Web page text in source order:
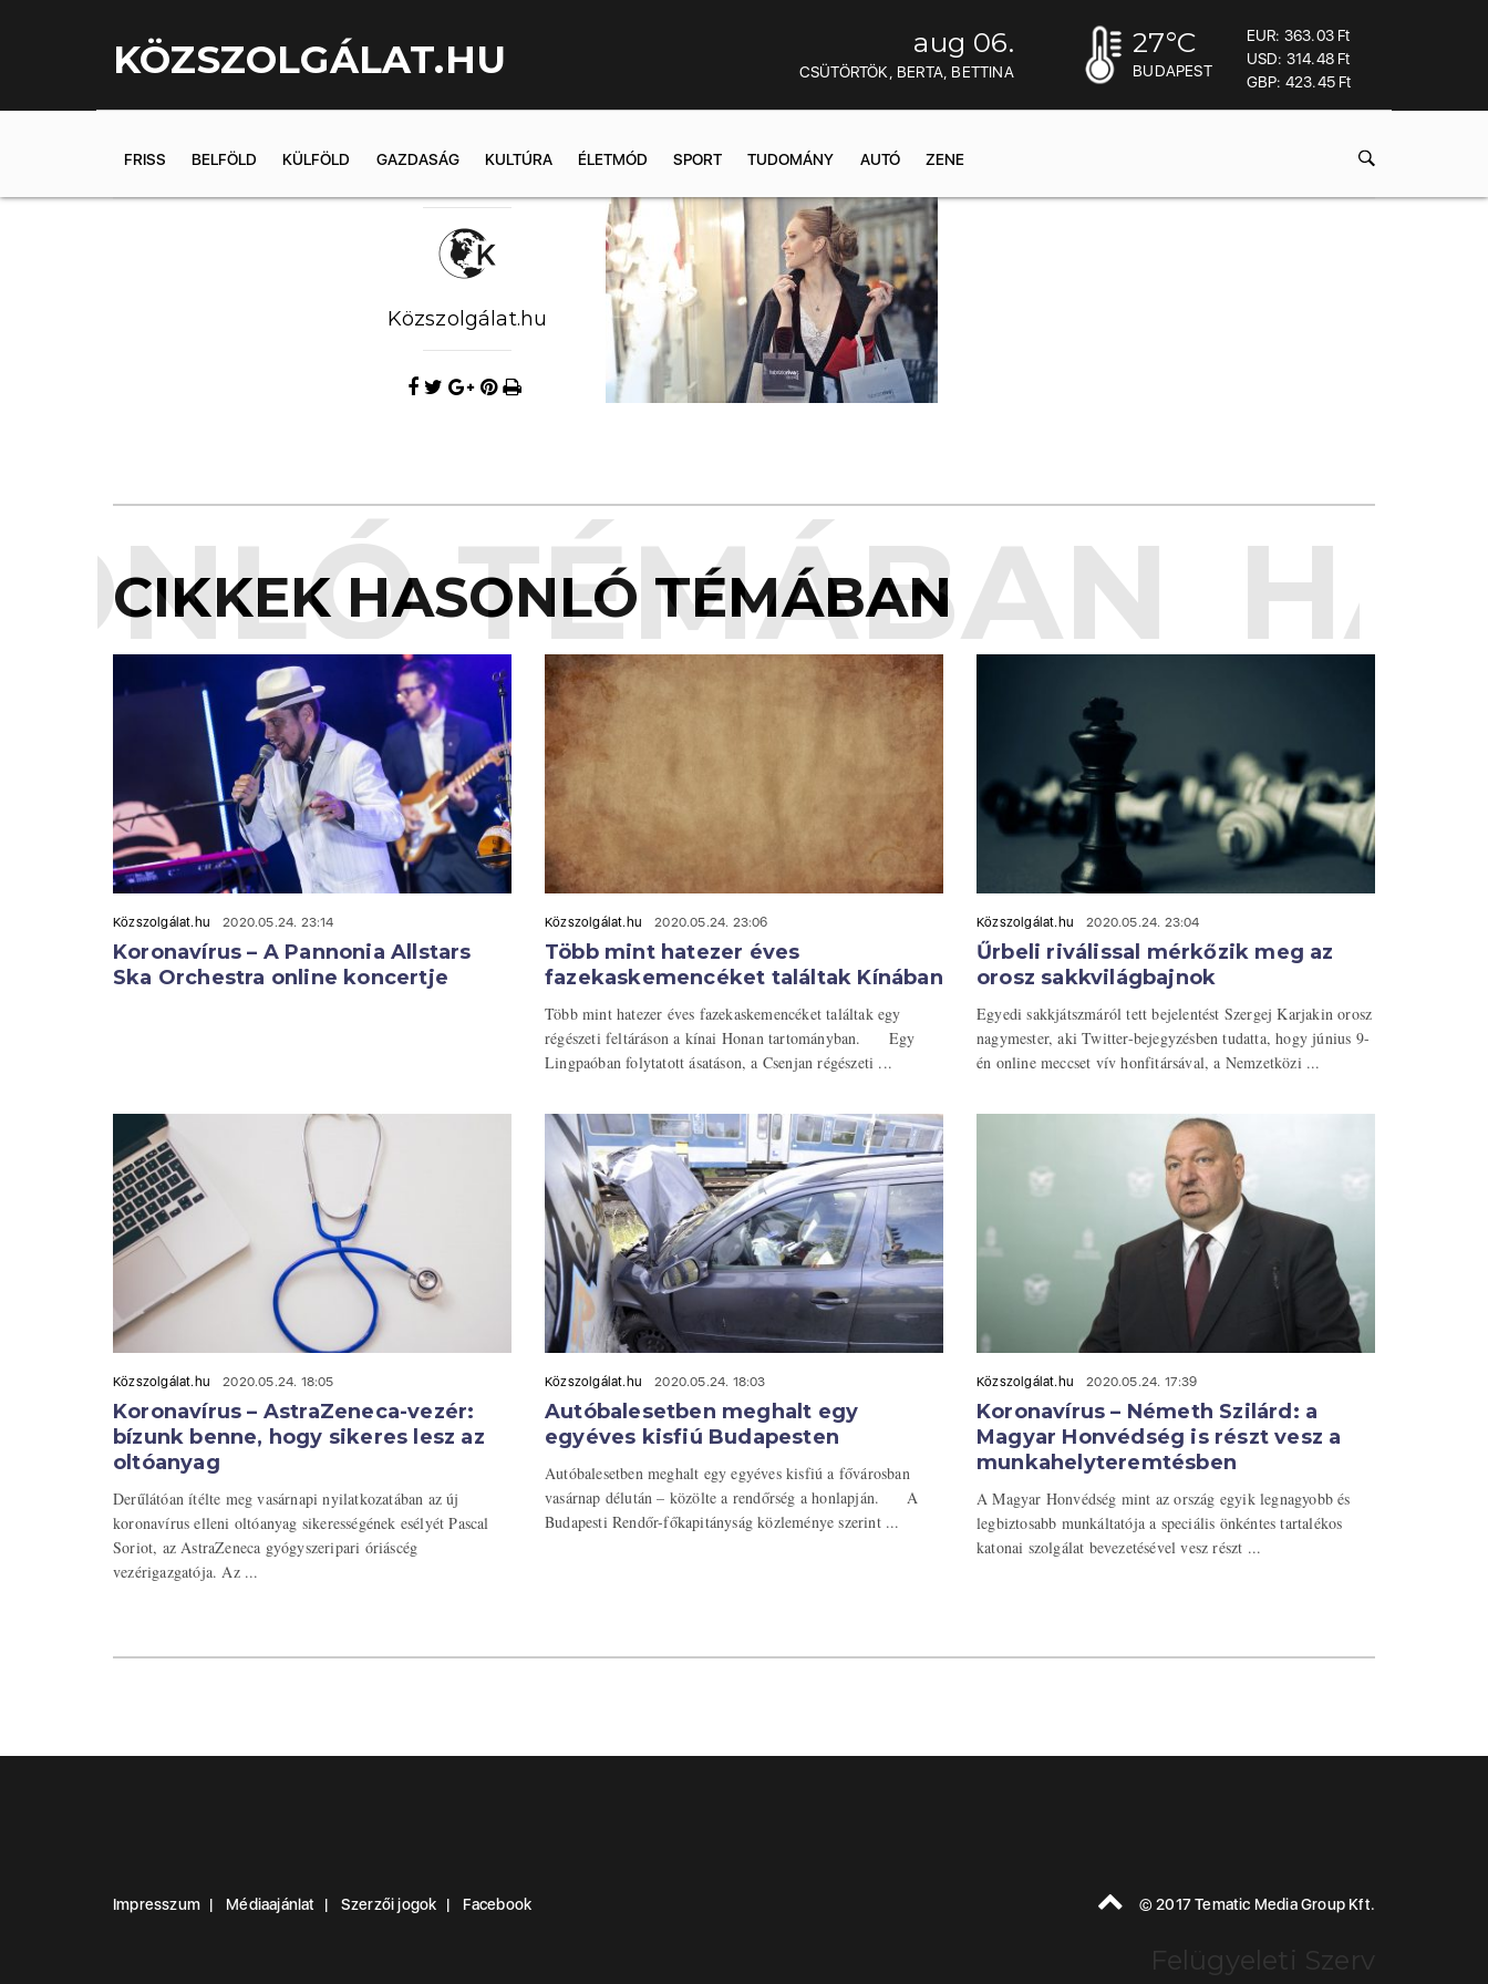
KÖZSZOLGÁLAT.HU aug 06.
CSÜTÖRTÖK, BERTA, BETTINA
27°C
BUDAPEST
EUR: 363.03 Ft
USD: 314.48 Ft
GBP: 423.45 Ft
FRISS BELFÖLD KÜLFÖLD GAZDASÁG KULTÚRA ÉLETMÓD SPORT TUDOMÁNY AUTÓ ZENE
Közszolgálat.hu
CIKKEK HASONLÓ TÉMÁBAN
TÉMÁBAN
Közszolgálat.hu 2020.05.24. 23:14
Koronavírus – A Pannonia Allstars
Ska Orchestra online koncertje
Közszolgálat.hu 2020.05.24. 23:06
Több mint hatezer éves
fazekaskemencéket találtak Kínában
Több mint hatezer éves fazekaskemencéket találtak egy
régészeti feltáráson a kínai Honan tartományban. Egy
Lingpaóban folytatott ásatáson, a Csenjan régészeti ...
Közszolgálat.hu 2020.05.24. 23:04
Űrbeli riválissal mérkőzik meg az
orosz sakkvilágbajnok
Egyedi sakkjátszmáról tett bejelentést Szergej Karjakin orosz
nagymester, aki Twitter-bejegyzésben tudatta, hogy június 9-
én online meccset vív honfitársával, a Nemzetközi ...
Közszolgálat.hu 2020.05.24. 18:05
Koronavírus – AstraZeneca-vezér:
bízunk benne, hogy sikeres lesz az
oltóanyag
Derűlátóan ítélte meg vasárnapi nyilatkozatában az új
koronavírus elleni oltóanyag sikerességének esélyét Pascal
Soriot, az AstraZeneca gyógyszeripari óriáscég
vezérigazgatója. Az ...
Közszolgálat.hu 2020.05.24. 18:03
Autóbalesetben meghalt egy
egyéves kisfiú Budapesten
Autóbalesetben meghalt egy egyéves kisfiú a fővárosban
vasárnap délután – közölte a rendőrség a honlapján. A
Budapesti Rendőr-főkapitányság közleménye szerint ...
Közszolgálat.hu 2020.05.24. 17:39
Koronavírus – Németh Szilárd: a
Magyar Honvédség is részt vesz a
munkahelyteremtésben
A Magyar Honvédség mint az ország egyik legnagyobb és
legbiztosabb munkáltatója a speciális önkéntes tartalékos
katonai szolgálat bevezetésével vesz részt ...
Impresszum Médiaajánlat Szerzői jogok Facebook © 2017 Tematic Media Group Kft.
Felügyeleti Szerv